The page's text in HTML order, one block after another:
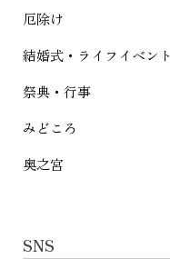
厄除け
結婚式・ライフイベント
祭典・行事
みどころ
奥之宮
SNS